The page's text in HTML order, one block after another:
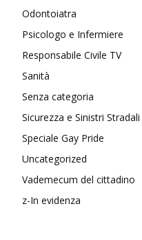
Odontoiatra
Psicologo e Infermiere
Responsabile Civile TV
Sanità
Senza categoria
Sicurezza e Sinistri Stradali
Speciale Gay Pride
Uncategorized
Vademecum del cittadino
z-In evidenza